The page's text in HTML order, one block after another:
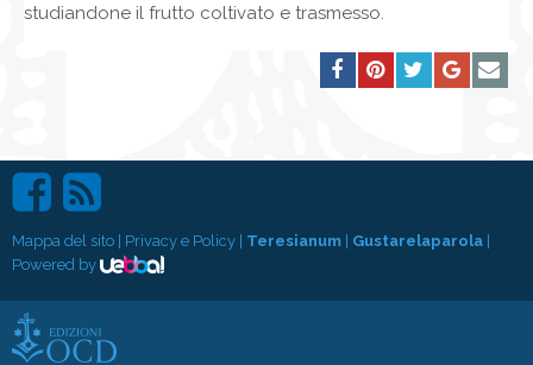
studiandone il frutto coltivato e trasmesso.
Mappa del sito Privacy e Policy Teresianum Gustarelaparola
Powered by